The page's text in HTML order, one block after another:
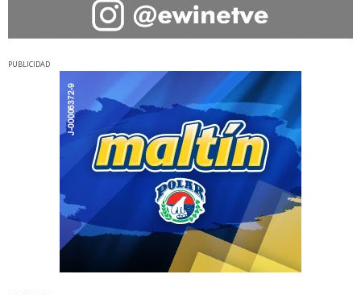
PUBLICIDAD